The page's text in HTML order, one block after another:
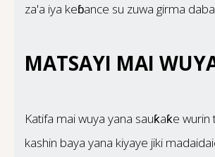
za'a iya keɓance su zuwa girma
MATSAYI MAI
Katifa mai wuya yana sauƙaƙe wurin
kashin baya yana kiyaye jiki